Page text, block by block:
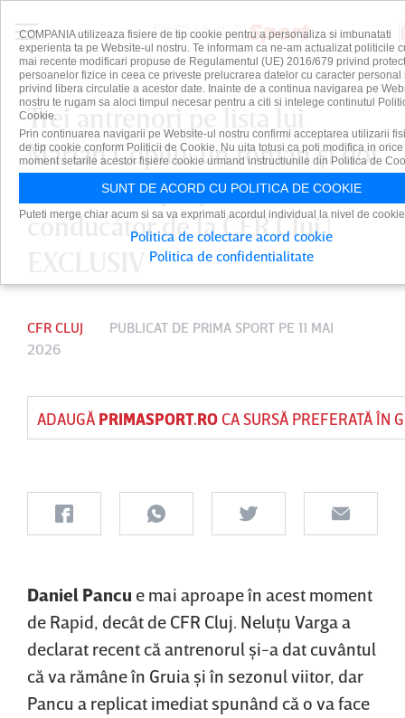
Trei antrenori pe lista lui
Marian Copilu: un român şi doi
străini sunt propunerile noului
conducător de la CFR Cluj |
CFR CLUJ PUBLICAT DE PRIMA SPORT PE 11 MAI
2026
ADAUGĂ PRIMASPORT.ROCA SURSĂ PREFERATĂ ÎN
Daniel Pancu e mai aproape în acest moment
de Rapid, decât de CFR Cluj. Neluţu Varga a
declarat recent că antrenorul şi-a dat cuvântul
că va rămâne în Gruia şi în sezonul viitor, dar
Pancu a replicat imediat spunând că o va face
COMPANIA utilizeaza fisiere de tip cookie pentru a personaliza si imbunatati
experienta ta pe Website-ul nostru. Te informam ca ne-am actualizat politicile
mai recente modificari propuse de Regulamentul (UE) 2016/679 privind
persoanelor fizice in ceea ce priveste prelucrarea datelor cu caracter personal
privind libera circulatie a acestor date. Inainte de a continua navigarea pe
nostru te rugam sa aloci timpul necesar pentru a citi si intelege continutul
Cookie.
Prin continuarea navigarii pe Website-ul nostru confirmi acceptarea utilizarii
de tip cookie conform Politicii de Cookie. Nu uita totusi ca poti modifica in orice
moment setarile acestor fisiere cookie urmand instructiunile din Politica de
SUNT DE ACORD CU POLITICA DE COOKIE
Puteti merge chiar acum si sa va exprimati acordul individual la nivel de
Politica de colectare acord cookie
Politica de confidentialitate